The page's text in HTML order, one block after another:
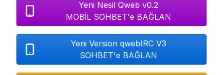
Yeni Nesil Qweb v0.2
MOBİL SOHBET'e BAĞLAN
Yeni Version qwebIRC V3
SOHBET'e BAĞLAN